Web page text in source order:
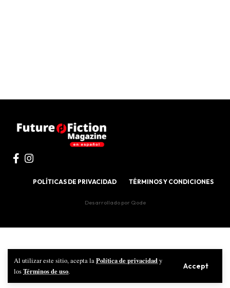
Al utilizar este sitio, acepta laPolítica de privacidady
losTérminos de uso.
Accept
POLÍTICAS DE PRIVACIDAD TÉRMINOS Y CONDICIONES
Desarrollado por Qode